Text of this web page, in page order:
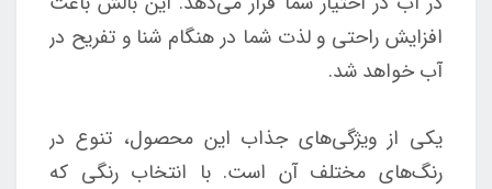
افزایش راحتی و لذت شما در هنگام شنا و تفریح در
آب خواهد شد.
یکی از ویژگی‌های جذاب این محصول، تنوع در
رنگ‌های مختلف آن است. با انتخاب رنگی که